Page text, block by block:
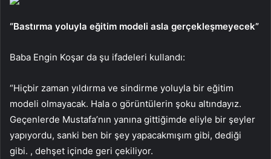
“Bastırma yoluyla eğitim modeli asla gerçekleşmeyecek”
Baba Engin Koşar da şu ifadeleri kullandı:
“Hiçbir zaman yıldırma ve sindirme yoluyla bir eğitim
modeli olmayacak. Hala o görüntülerin şoku altındayız.
Geçenlerde Mustafa’nın yanına gittiğimde eliyle bir şeyler
yapıyordu, sanki ben bir şey yapacakmışım gibi, dediği
gibi. , dehşet içinde geri çekiliyor.